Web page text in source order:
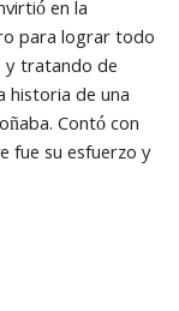
en la
para lograr todo
y tratando de
historia de una
Contó con
fue su esfuerzo y